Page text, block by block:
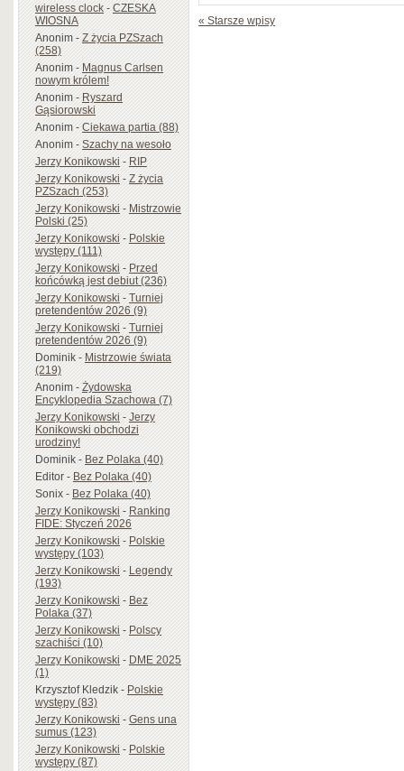
wireless clock-CZESKA
WIOSNA
Anonim-Z życia PZSzach
(258)
Anonim-Magnus Carlsen
nowym królem!
Anonim-Ryszard
Gąsiorowski
Anonim-Ciekawa partia (88)
Anonim-Szachy na wesoło
Jerzy Konikowski-RIP
Jerzy Konikowski-Z życia
PZSzach (253)
Jerzy Konikowski-Mistrzowie
Polski (25)
Jerzy Konikowski-Polskie
występy (111)
Jerzy Konikowski-Przed
końcówką jest debiut (236)
Jerzy Konikowski-Turniej
pretendentów 2026 (9)
Jerzy Konikowski-Turniej
pretendentów 2026 (9)
Dominik-Mistrzowie świata
(219)
Anonim-Żydowska
Encyklopedia Szachowa (7)
Jerzy Konikowski-Jerzy
Konikowski obchodzi
urodziny!
Dominik-Bez Polaka (40)
Editor-Bez Polaka (40)
Sonix-Bez Polaka (40)
Jerzy Konikowski-Ranking
FIDE: Styczeń 2026
Jerzy Konikowski-Polskie
występy (103)
Jerzy Konikowski-Legendy
(193)
Jerzy Konikowski-Bez
Polaka (37)
Jerzy Konikowski-Polscy
szachiści (10)
Jerzy Konikowski-DME 2025
(1)
Krzysztof Kledzik-Polskie
występy (83)
Jerzy Konikowski-Gens una
sumus (123)
Jerzy Konikowski-Polskie
występy (87)
« Starsze wpisy